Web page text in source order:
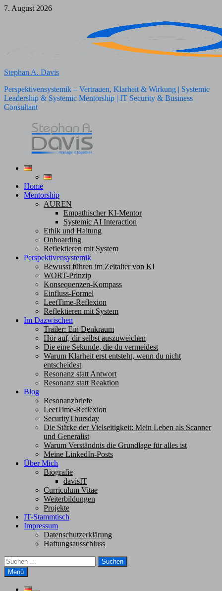
Zum
7. August 2026
Stephan A. Davis
Perspektivensystemik – Vertrauen, Klarheit & Wirkung | Systemic
Leadership & Systemic Mentorship | IT Security & Business
Consultant
Home
Mentorship
AUREN
Empathischer KI-Mentor
Systemic AI Interaction
Ethik und Haltung
Onboarding
Reflektieren mit System
Perspektivensystemik
Bewusst führen im Zeitalter von KI
WORT-Prinzip
Konsequenzen-Kompass
Einfluss-Formel
LeetTime-Reflexion
Reflektieren mit System
Im Dazwischen
Trailer: Ein Denkraum
Hör auf, dir selbst auszuweichen
Die eine Sekunde, die du vermeidest
Warum Klarheit erst entsteht, wenn du nicht
entscheidest
Resonanz statt Antwort
Resonanz statt Reaktion
Blog
Resonanzbriefe
LeetTime-Reflexion
SecurityThursday
Die Stärke der Vielseitigkeit: Mein Leben als Scanner
und Generalist
Warum Verständnis die Grundlage für alles ist
Meine LinkedIn-Posts
Über Mich
Biografie
davisIT
Curriculum Vitae
Weiterbildungen
Projekte
IT-Stammtisch
Impressum
Datenschutzerklärung
Haftungsausschluss
Suchen
nach:
Menü